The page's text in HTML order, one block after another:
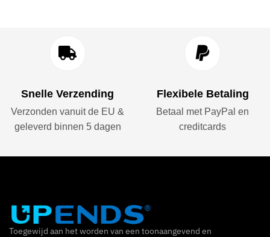
Snelle Verzending
Verzonden vanuit de EU &
geleverd binnen 5 dagen
Flexibele Betaling
Betaal met PayPal en
creditcards
Toegewijd aan het worden van een toonaangevend en